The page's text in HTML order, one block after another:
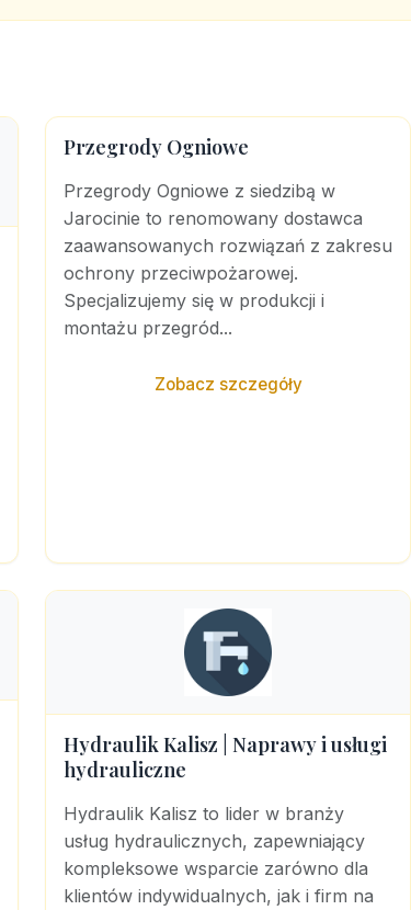
Przegrody Ogniowe
Przegrody Ogniowe z siedzibą w
Jarocinie to renomowany dostawca
zaawansowanych rozwiązań z zakresu
ochrony przeciwpożarowej.
Specjalizujemy się w produkcji i
montażu przegród...
Zobacz szczegóły
Hydraulik Kalisz | Naprawy i usługi
hydrauliczne
Hydraulik Kalisz to lider w branży
usług hydraulicznych, zapewniający
kompleksowe wsparcie zarówno dla
klientów indywidualnych, jak i firm na